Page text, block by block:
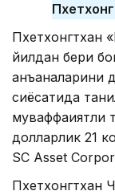
Пхетхонгтхан
йилдан бери
анъаналарини
сиёсатида
долларлик 21
SC Asset
Пхетхонгтхан